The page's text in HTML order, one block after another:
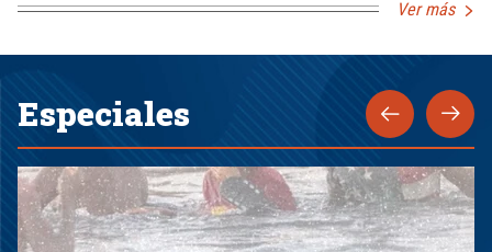
Ver más
Especiales